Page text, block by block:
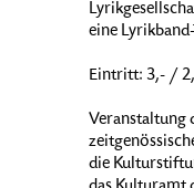
eine
Eintritt: 3,- /
Veranstaltung
die